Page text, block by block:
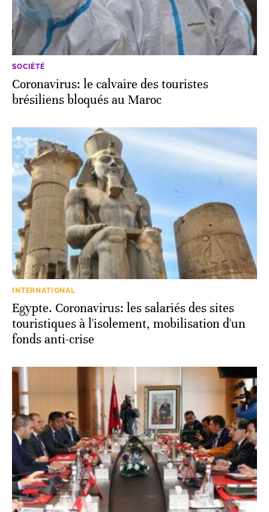
SOCIÉTÉ
Coronavirus: le calvaire des touristes
brésiliens bloqués au Maroc
INTERNATIONAL
Egypte. Coronavirus: les salariés des sites
touristiques à l'isolement, mobilisation d'un
fonds anti-crise